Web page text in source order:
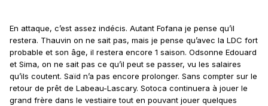
En attaque, c’est assez indécis. Autant Fofana je pense qu’il
restera. Thauvin on ne sait pas, mais je pense qu’avec la LDC fort
probable et son âge, il restera encore 1 saison. Odsonne Edouard
et Sima, on ne sait pas ce qu’il peut se passer, vu les salaires
qu’ils coutent. Saïd n’a pas encore prolonger. Sans compter sur le
retour de prêt de Labeau-Lascary. Sotoca continuera à jouer le
grand frère dans le vestiaire tout en pouvant jouer quelques